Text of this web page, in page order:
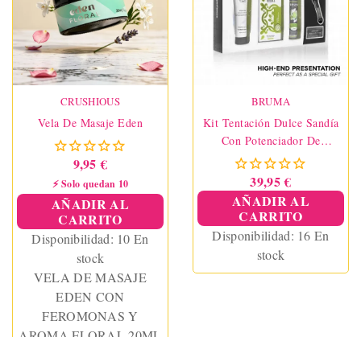
CRUSHIOUS
Vela De Masaje Eden
9,95 €
⚡ Solo quedan 10
AÑADIR AL
CARRITO
Disponibilidad: 10 En
stock
VELA DE MASAJE
EDEN CON
FEROMONAS Y
BRUMA
Kit Tentación Dulce Sandía
Con Potenciador De
Orgasmos
39,95 €
AÑADIR AL
CARRITO
Disponibilidad: 16 En
stock